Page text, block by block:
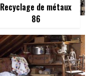
Recyclage de métaux
86